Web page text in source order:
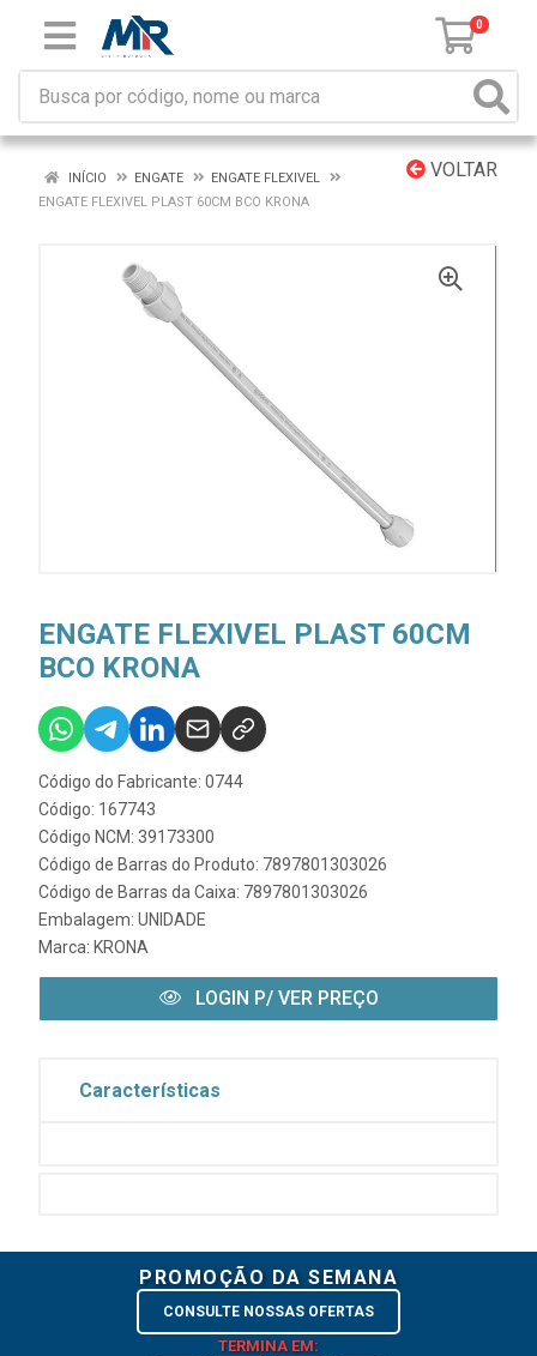
0
VOLTAR
INÍCIO ENGATE
ENGATE FLEXIVEL
ENGATE FLEXIVEL PLAST 60CM BCO KRONA
ENGATE FLEXIVEL PLAST 60CM
BCO KRONA
Código do Fabricante: 0744
Código: 167743
Código NCM: 39173300
Código de Barras do Produto: 7897801303026
Código de Barras da Caixa: 7897801303026
Embalagem: UNIDADE
Marca: KRONA
LOGIN P/ VER PREÇO
Características
PROMOÇÃO DA SEMANA
CONSULTE NOSSAS OFERTAS
TERMINA EM: